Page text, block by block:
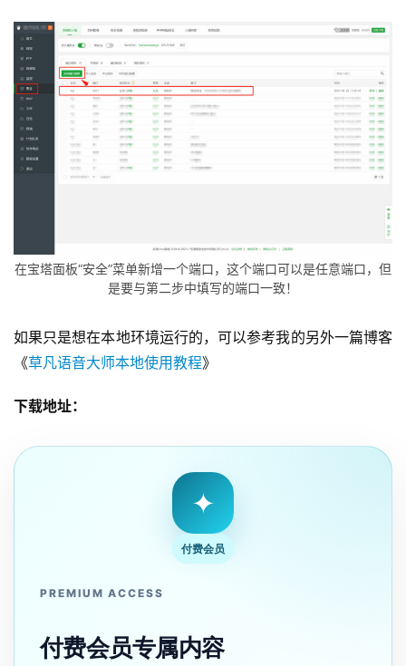
源
下
载
在宝塔面板“安全”菜单新增一个端口，这个端口可以是任意端口，但
是要与第二步中填写的端口一致！
如果只是想在本地环境运行的，可以参考我的另外一篇博客
《草凡语音大师本地使用教程》
下载地址：
✦
付费会员
PREMIUM ACCESS
付费会员专属内容